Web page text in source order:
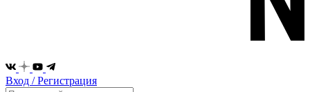
Вход / Регистрация